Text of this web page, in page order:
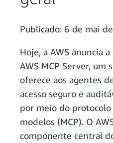
Publicado: 6 de mai
Hoje, a AWS anuncia
AWS MCP Server, um
oferece aos agentes
acesso seguro e
por meio do
modelos (MCP). O
componente central